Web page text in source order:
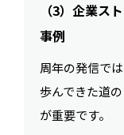
（3）企業ス
事例
周年の発信で
歩んできた道
が重要です。